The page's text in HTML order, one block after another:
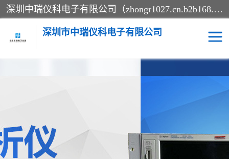
深圳中瑞仪科电子有限公司（zhongr1027.cn.b2b168.com）主要从事回收二手仪器，工厂仪器，回收示波器，KeysightE4980A，FLUKE754，MT8852B，IFR3920，Agilent N4010A，MT8852B等业务，全国统一热线：13570873835。深圳中瑞仪科电子有限公司整批或单出，专业评估高价回收工厂闲置仪器。
深圳市中瑞仪科电子有限公司
电阻-功率计 频谱分析仪